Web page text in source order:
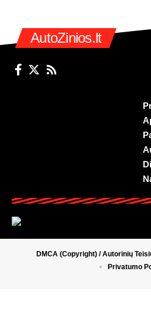
AutoZinios.lt
DMCA (Copyright) / Autorinių
Privatumo